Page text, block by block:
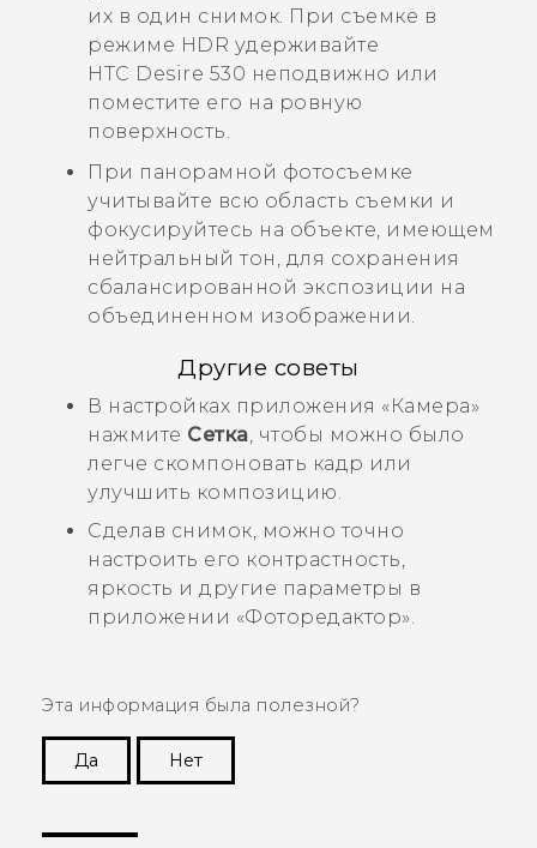
их в один снимок. При съемке в
режиме HDR удерживайте
HTC Desire 530 неподвижно или
поместите его на ровную
поверхность.
При панорамной фотосъемке
учитывайте всю область съемки и
фокусируйтесь на объекте, имеющем
нейтральный тон, для сохранения
сбалансированной экспозиции на
объединенном изображении.
Другие советы
В настройках приложения «Камера»
нажмите Сетка, чтобы можно было
легче скомпоновать кадр или
улучшить композицию.
Сделав снимок, можно точно
настроить его контрастность,
яркость и другие параметры в
приложении «Фоторедактор».
Эта информация была полезной?
Да
Нет